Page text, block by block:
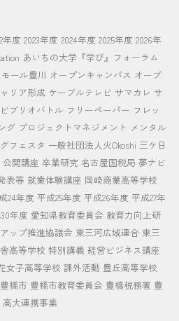
年度 2023年度 2024年度 2025年度 2026年
あいちの大学『学び』フォーラム
ール豊川 オープンキャンパス オープ
リア形成 ケーブルテレビ サマカレ サ
ビブリオバトル フリーペーパー フレッ
グ プロジェクトマネジメント メンタル
フェスタ 一般社団法人火Okoshi 三ケ日
公開講座 卒業研究 名古屋国税局 夢ナビ
表等 就業体験講座 岡崎商業高等学校
24年度 平成25年度 平成26年度 平成27年
年度 愛知県教育委員会 教育力向上研
ップ推進協議会 東三河広域連合 東三
高等学校 特別講義 経営ビジネス講座
女子高等学校 課外活動 豊丘高等学校
豊橋市 豊橋市教育委員会 豊橋税務署 豊
高大連携事業